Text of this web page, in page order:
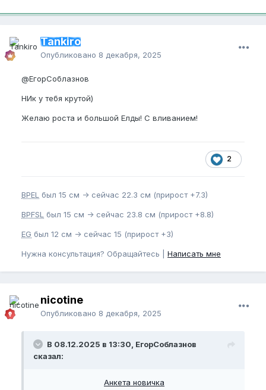
Tankiro
Опубликовано 8 декабря, 2025
@ЕгорСоблазнов
НИк у тебя крутой)
Желаю роста и большой Елды! С вливанием!
2
BPEL был 15 см -> сейчас 22.3 см (прирост +7.3)
BPFSL был 15 см -> сейчас 23.8 см (прирост +8.8)
EG был 12 см -> сейчас 15 (прирост +3)
Нужна консультация? Обращайтесь | Написать мне
nicotine
Опубликовано 8 декабря, 2025
В 08.12.2025 в 13:30, ЕгорСоблазнов
сказал:
Анкета новичка